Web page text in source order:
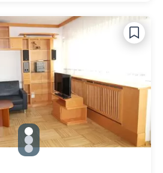
gallery.slide_selector
Zu Slide 1 wechseln
Zu Slide 2 wechseln
Zu Slide 3 wechseln